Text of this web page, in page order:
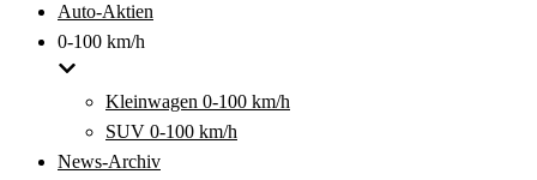
Auto-Aktien
0-100 km/h
Kleinwagen 0-100 km/h
SUV 0-100 km/h
News-Archiv